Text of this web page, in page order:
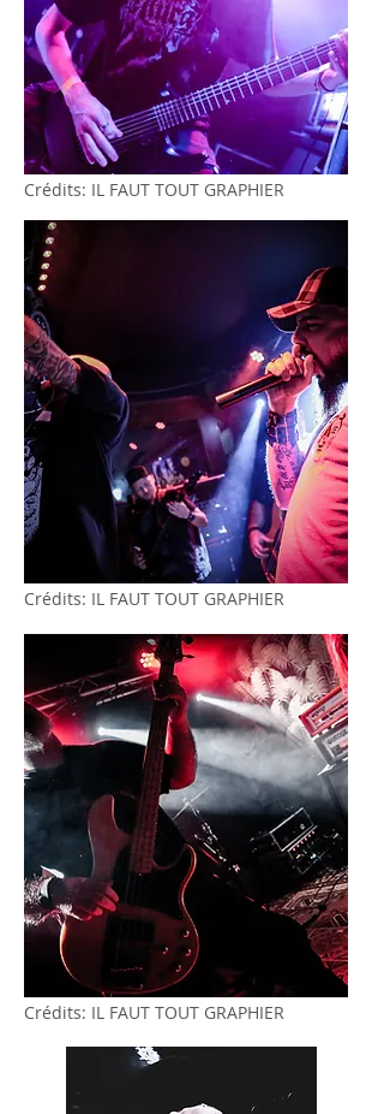
Crédits: IL FAUT TOUT GRAPHIER
Crédits: IL FAUT TOUT GRAPHIER
Crédits: IL FAUT TOUT GRAPHIER